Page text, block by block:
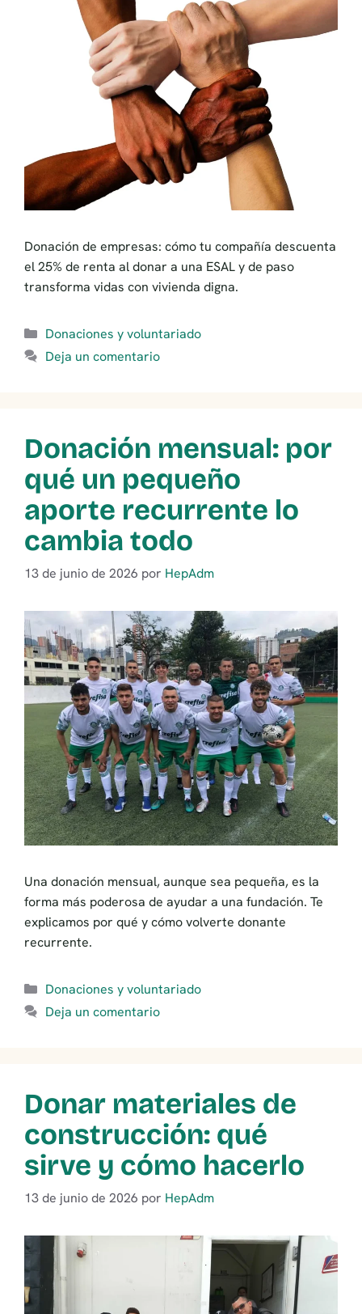
Donación de empresas: cómo tu compañía descuenta
el 25% de renta al donar a una ESAL y de paso
transforma vidas con vivienda digna.
Categorías
Donaciones y voluntariado
Deja un comentario
Donación mensual: por
qué un pequeño
aporte recurrente lo
cambia todo
13 de junio de 2026 por HepAdm
Una donación mensual, aunque sea pequeña, es la
forma más poderosa de ayudar a una fundación. Te
explicamos por qué y cómo volverte donante
recurrente.
Categorías
Donaciones y voluntariado
Deja un comentario
Donar materiales de
construcción: qué
sirve y cómo hacerlo
13 de junio de 2026 por HepAdm